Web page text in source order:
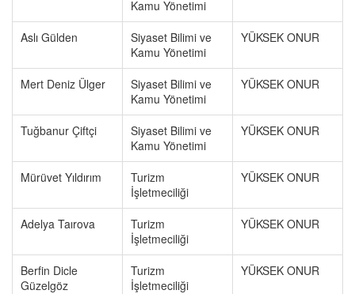
Kamu Yönetimi
Aslı Gülden
Siyaset Bilimi ve
Kamu Yönetimi
YÜKSEK ONUR
Mert Deniz Ülger
Siyaset Bilimi ve
Kamu Yönetimi
YÜKSEK ONUR
Tuğbanur Çiftçi
Siyaset Bilimi ve
Kamu Yönetimi
YÜKSEK ONUR
Mürüvet Yıldırım
Turizm
İşletmeciliği
YÜKSEK ONUR
Adelya Taırova
Turizm
İşletmeciliği
YÜKSEK ONUR
Berfin Dicle
Güzelgöz
Turizm
İşletmeciliği
YÜKSEK ONUR